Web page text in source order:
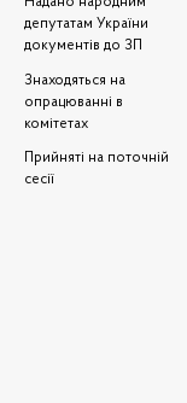
депутатам України
документів до ЗП
Знаходяться на
опрацюванні в
комітетах
Прийняті на поточній
сесії